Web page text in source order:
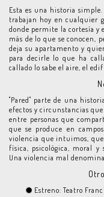
Esta es una historia
trabajan hoy en cualquier
donde permite la cortesía y
más de lo que se conocen,
deja su apartamento y
para decirle lo que ha
callado lo sabe el aire, el
"Pared" parte de una
efectos y circunstancias
entre personas que
que se produce en
violencia que intuimos, que
física, psicológica, moral y
Una violencia mal
Estreno: Teatro